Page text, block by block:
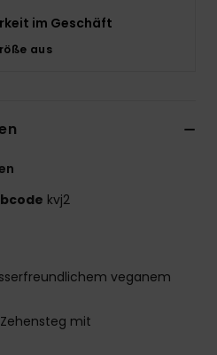
im Geschäft
aus
kvj2
veganem
mit